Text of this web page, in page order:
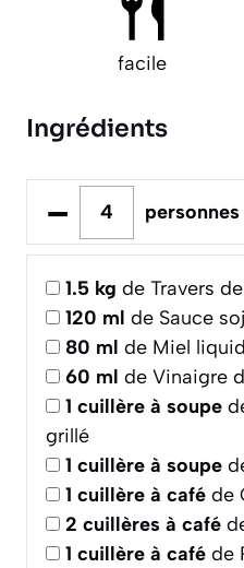
facile
Ingrédients
– personnes
1.5 kg de Travers
120 ml de Sauce
80 ml de Miel
60 ml de Vinaigre
1 cuillère à soupe
grillé
1 cuillère à soupe
1 cuillère à café de
2 cuillères à café
1 cuillère à café de